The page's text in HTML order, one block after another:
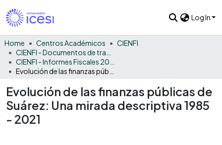
Log In
Home Centros Académicos
CIENFI
Evolución de las finanzas públicas de
Suárez: Una mirada descriptiva 1985
- 2021